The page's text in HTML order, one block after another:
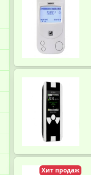
Хит продаж